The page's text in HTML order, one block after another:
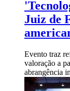
Juiz de
Evento traz
valoração a
abrangência